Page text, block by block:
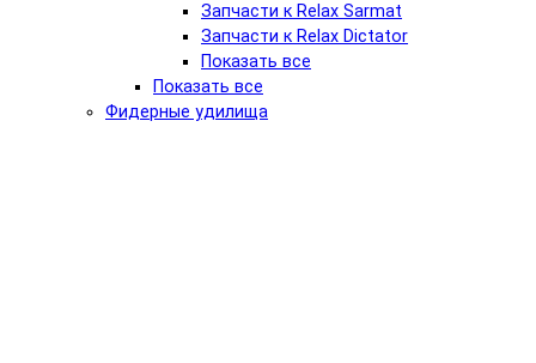
Запчасти к Relax Sarmat
Запчасти к Relax Dictator
Показать все
Показать все
Фидерные удилища